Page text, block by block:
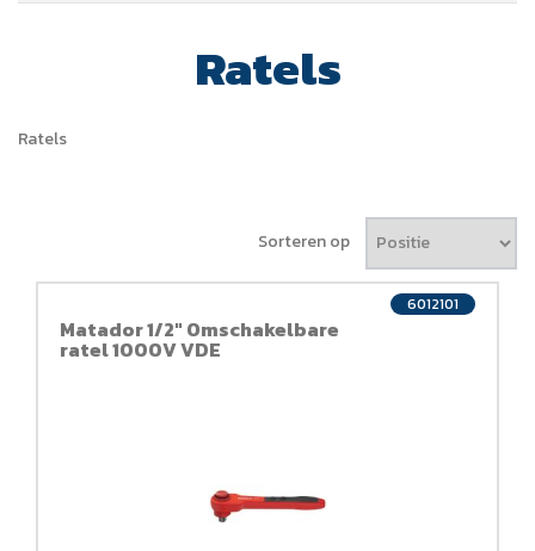
Ratels
Ratels
Sorteren op
Matador 1/2" Omschakelbare
ratel 1000V VDE
6012101